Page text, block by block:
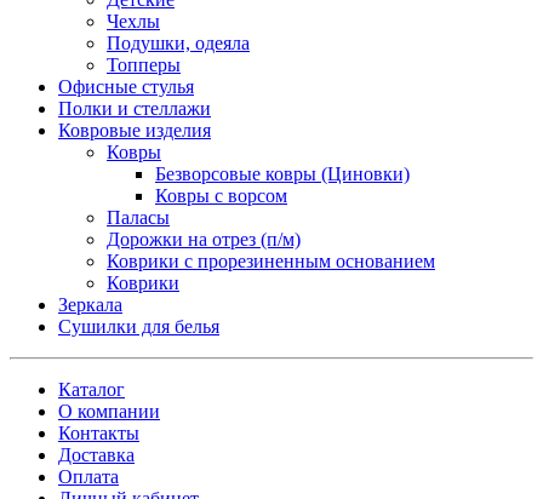
Чехлы
Подушки, одеяла
Топперы
Офисные стулья
Полки и стеллажи
Ковровые изделия
Ковры
Безворсовые ковры (Циновки)
Ковры с ворсом
Паласы
Дорожки на отрез (п/м)
Коврики с прорезиненным основанием
Коврики
Зеркала
Сушилки для белья
Каталог
О компании
Контакты
Доставка
Оплата